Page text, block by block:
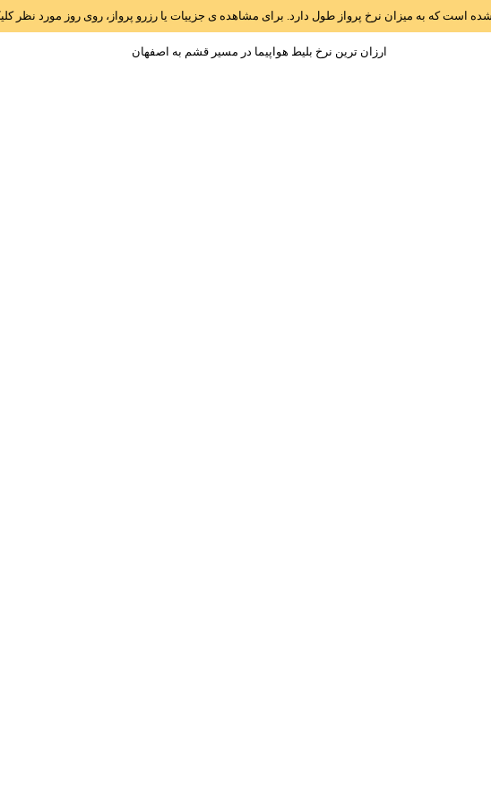
شده است که به میزان نرخ پرواز طول دارد. برای مشاهده ی جزییات یا رزرو پرواز، روی روز مورد
ارزان ترین نرخ بلیط هواپیما در مسیر قشم به اصفهان